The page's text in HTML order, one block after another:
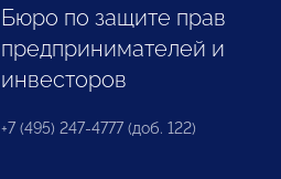
Бюро по защите прав
предпринимателей и
инвесторов
+7 (495) 247-4777 (доб. 122)